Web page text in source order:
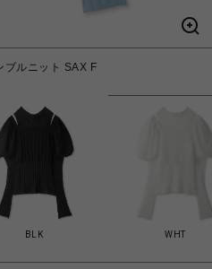
ブルニット SAX F
BLK WHT